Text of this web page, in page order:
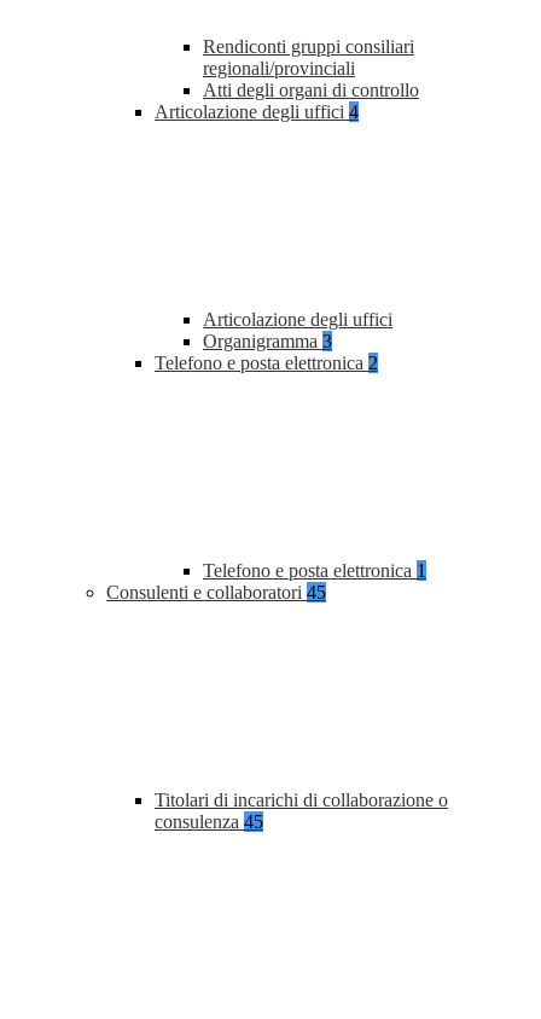
Rendiconti gruppi consiliari
regionali/provinciali
Atti degli organi di controllo
Articolazione degli uffici 4
Articolazione degli uffici
Organigramma 3
Telefono e posta elettronica 2
Telefono e posta elettronica 1
Consulenti e collaboratori 45
Titolari di incarichi di collaborazione o
consulenza 45